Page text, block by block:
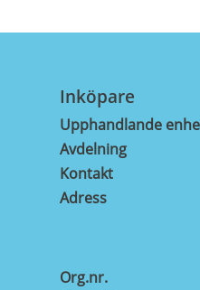
Inköpare
Upphandlande
Avdelning
Kontakt
Adress
Org.nr.